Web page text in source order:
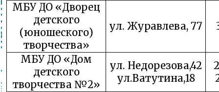
МБУ ДО «Дворец
детского
(юношеского)
творчества»
ул. Журавлева, 77
МБУ ДО «Дом
детского
творчества №2»
ул. Недорезова,42
ул.Ватутина,18